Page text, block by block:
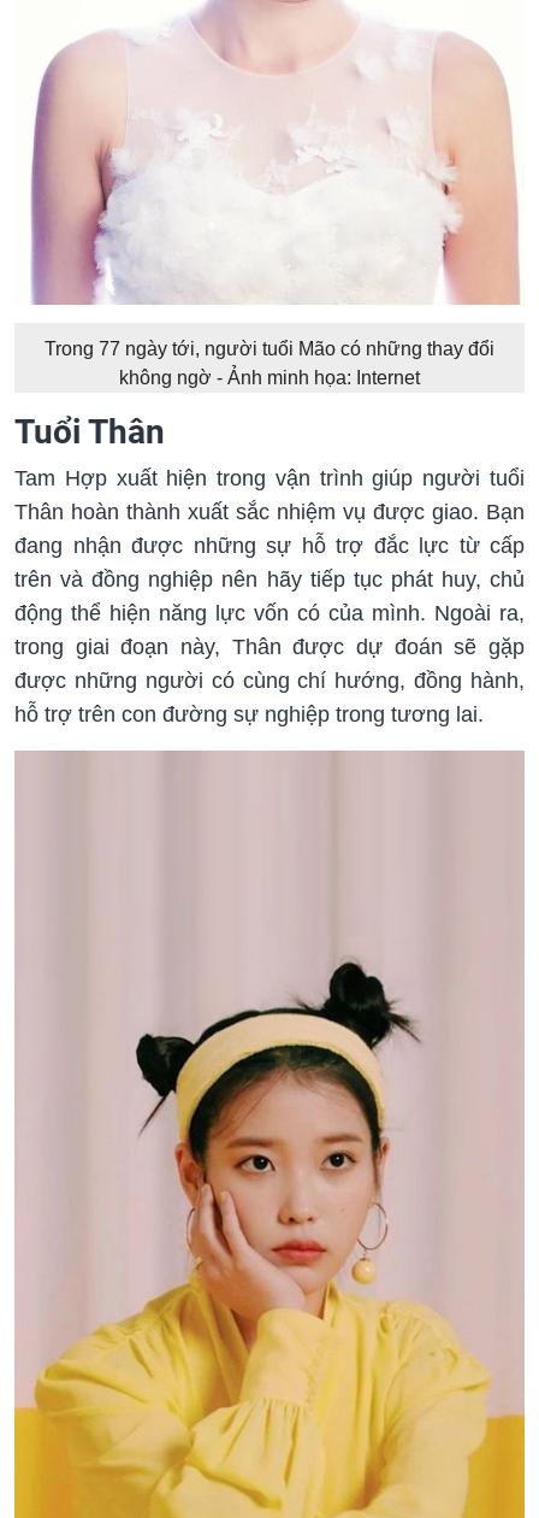
Trong 77 ngày tới, người tuổi Mão có những thay đổi
không ngờ - Ảnh minh họa: Internet
Tuổi Thân
Tam Hợp xuất hiện trong vận trình giúp người tuổi
Thân hoàn thành xuất sắc nhiệm vụ được giao. Bạn
đang nhận được những sự hỗ trợ đắc lực từ cấp
trên và đồng nghiệp nên hãy tiếp tục phát huy, chủ
động thể hiện năng lực vốn có của mình. Ngoài ra,
trong giai đoạn này, Thân được dự đoán sẽ gặp
được những người có cùng chí hướng, đồng hành,
hỗ trợ trên con đường sự nghiệp trong tương lai.